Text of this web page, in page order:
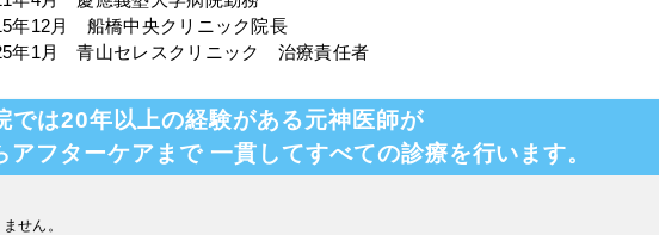
年12月 船橋中央クリニック院長
年1月 青山セレスクリニック 治療責任者
では20年以上の経験がある元神医師が
アフターケアまで 一貫してすべての診療を行います。
せん。